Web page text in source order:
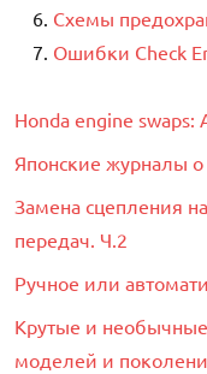
Схемы
Ошибки Check
Honda engine swaps:
Японские журналы
Замена сцепления
передач. Ч.2
Ручное или
Крутые и
моделей и